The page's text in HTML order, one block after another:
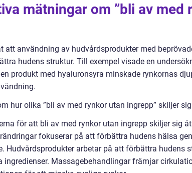
mätningar om ”bli av med
att användning av hudvårdsprodukter med
hudens struktur. Till exempel visade en
produkt med hyaluronsyra minskade rynkornas
hur olika ”bli av med rynkor utan ingrepp” skiljer
för att bli av med rynkor utan ingrepp skiljer sig
fokuserar på att förbättra hudens hälsa
Hudvårdsprodukter arbetar på att förbättra hudens
ingredienser. Massagebehandlingar främjar